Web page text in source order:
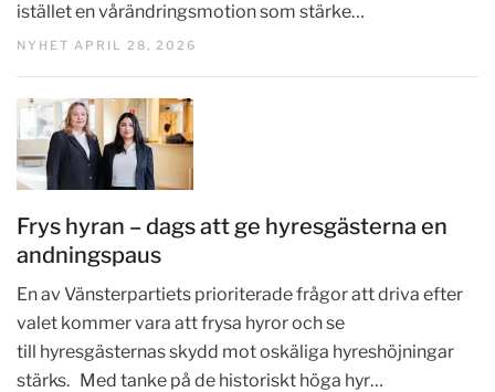
istället en vårändringsmotion som stärke…
NYHET APRIL 28, 2026
Frys hyran – dags att ge hyresgästerna en
andningspaus
En av Vänsterpartiets prioriterade frågor att driva efter
valet kommer vara att frysa hyror och se
till hyresgästernas skydd mot oskäliga hyreshöjningar
stärks. Med tanke på de historiskt höga hyr…